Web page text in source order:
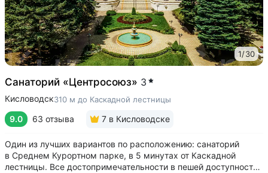
1/30
Санаторий «Центросоюз» 3
Кисловодск310 м до Каскадной лестницы
9.0 63 отзыва 7 в Кисловодске
Один из лучших вариантов по расположению: санаторий
в Среднем Курортном парке, в 5 минутах от Каскадной
лестницы. Все достопримечательности в пешей доступности